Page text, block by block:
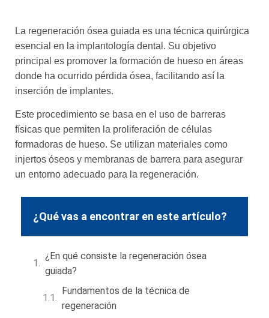
La regeneración ósea guiada es una técnica quirúrgica
esencial en la implantología dental. Su objetivo
principal es promover la formación de hueso en áreas
donde ha ocurrido pérdida ósea, facilitando así la
inserción de implantes.
Este procedimiento se basa en el uso de barreras
físicas que permiten la proliferación de células
formadoras de hueso. Se utilizan materiales como
injertos óseos y membranas de barrera para asegurar
un entorno adecuado para la regeneración.
¿Qué vas a encontrar en este artículo?
¿En qué consiste la regeneración ósea
guiada?
Fundamentos de la técnica de
regeneración